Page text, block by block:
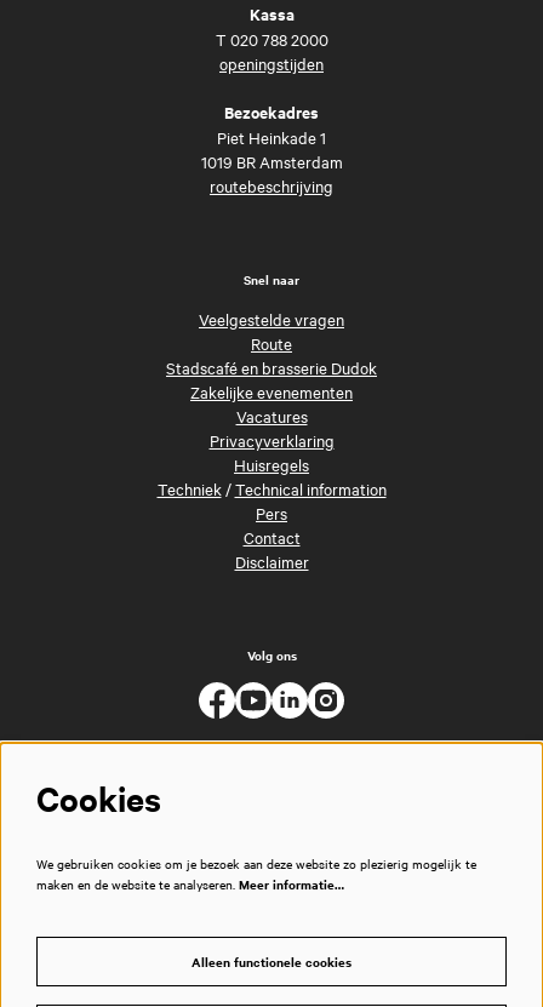
Kassa
T 020 788 2000
openingstijden
Bezoekadres
Piet Heinkade 1
1019 BR Amsterdam
routebeschrijving
Snel naar
Veelgestelde vragen
Route
Stadscafé en brasserie Dudok
Zakelijke evenementen
Vacatures
Privacyverklaring
Huisregels
Techniek/Technical information
Pers
Contact
Disclaimer
Volg ons
Cookies
We gebruiken cookies om je bezoek aan deze website zo plezierig mogelijk te
maken en de website te analyseren. Meer informatie…
Alleen functionele cookies